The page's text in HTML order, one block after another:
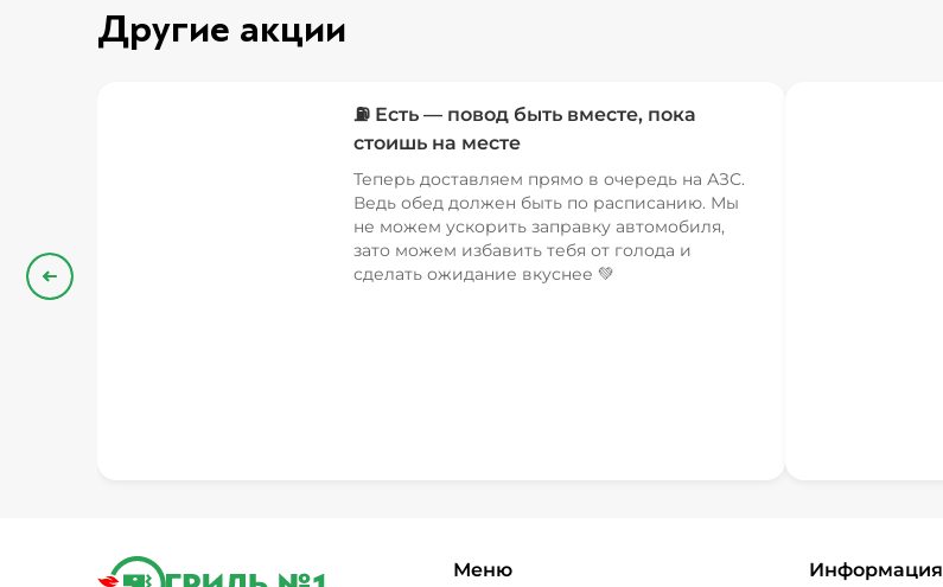
Другие акции
Назад
⛽ Есть — повод быть вместе, пока
стоишь на месте
Теперь доставляем прямо в очередь на АЗС.
Ведь обед должен быть по расписанию. Мы
не можем ускорить заправку автомобиля,
зато можем избавить тебя от голода и
сделать ожидание вкуснее 💚
Меню Информация